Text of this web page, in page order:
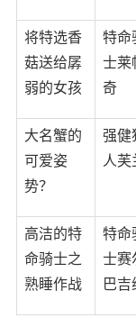
将特选香
菇送给孱
弱的女孩
特命
士莱
奇
大名蟹的
可爱姿
势？
强健
人芙
高洁的特
命骑士之
熟睡作战
特命
士赛
巴吉